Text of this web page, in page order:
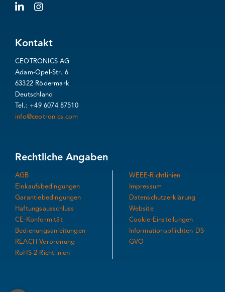
Kontakt
CEOTRONICS AG
Adam-Opel-Str. 6
63322 Rödermark
Deutschland
Tel.: +49 6074 87510
info@ceotronics.com
Rechtliche Angaben
AGB
Einkaufsbedingungen
Garantiebedingungen
Haftungsausschluss
CE-Konformität
Bedienungsanleitungen
REACH-Verordnung
RoHS-2-Richtlinien
WEEE-Richtlinien
Impressum
Datenschutzerklärung
Website
Cookie-Einstellungen
Informationspflichten DS-
GVO